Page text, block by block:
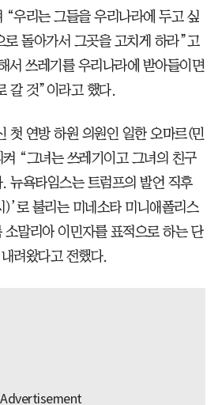
“우리는 그들을 우리나라에 두고 싶
로 돌아가서 그곳을 고치게 하라”고
서 쓰레기를 우리나라에 받아들이면
갈 것”이라고 했다.
첫 연방 하원 의원인 일한 오마르(민
“그녀는 쓰레기이고 그녀의 친구
뉴욕타임스는 트럼프의 발언 직후
)’로 불리는 미네소타 미니애폴리스
소말리아 이민자를 표적으로 하는 단
려왔다고 전했다.